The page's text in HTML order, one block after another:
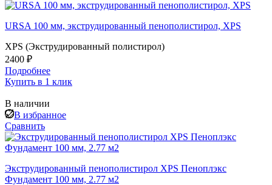
URSA 100 мм, экструдированный пенополистирол, XPS
XPS (Экструдированный полистирол)
2400 ₽
Подробнее
Купить в 1 клик
В наличии
В избранное
Сравнить
Экструдированный пенополистирол XPS Пеноплэкс
Фундамент 100 мм, 2.77 м2